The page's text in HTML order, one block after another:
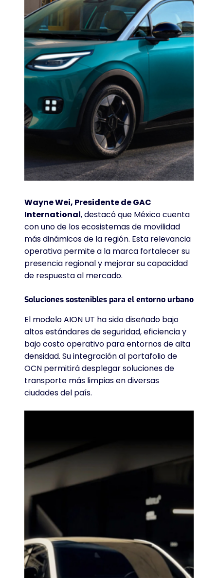
Wayne Wei, Presidente de GAC
International, destacó que México cuenta
con uno de los ecosistemas de movilidad
más dinámicos de la región. Esta relevancia
operativa permite a la marca fortalecer su
presencia regional y mejorar su capacidad
de respuesta al mercado.
Soluciones sostenibles para el entorno urbano
El modelo AION UT ha sido diseñado bajo
altos estándares de seguridad, eficiencia y
bajo costo operativo para entornos de alta
densidad. Su integración al portafolio de
OCN permitirá desplegar soluciones de
transporte más limpias en diversas
ciudades del país.